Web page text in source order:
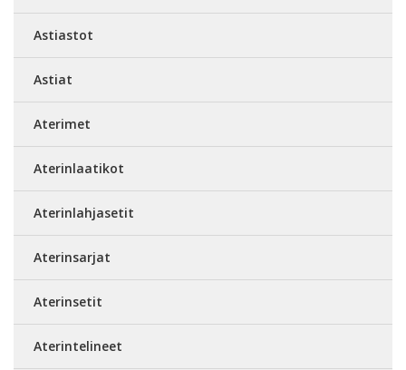
Astiastot
Astiat
Aterimet
Aterinlaatikot
Aterinlahjasetit
Aterinsarjat
Aterinsetit
Aterintelineet